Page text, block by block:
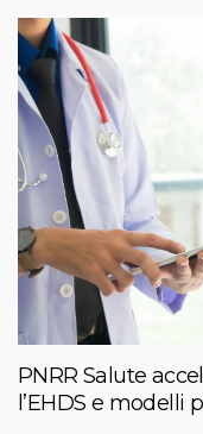
PNRR Salute
l’EHDS e modelli